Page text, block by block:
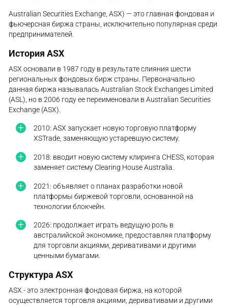
Australian Securities Exchange, ASX) — это главная фондовая и
фьючерсная биржа страны, исключительно популярная среди
предпринимателей.
История ASX
ASX основали в 1987 году в результате слияния шести
региональных фондовых бирж страны. Первоначально
данная биржа называлась Australian Stock Exchanges Limited
(ASL), но в 2006 году ее переименовали в Australian Securities
Exchange (ASX).
2010: ASX запускает новую торговую платформу
XSTrade, заменяющую устаревшую систему.
2018: вводит новую систему клиринга CHESS, которая
заменяет систему Clearing House Australia.
2021: объявляет о планах разработки новой
платформы биржевой торговли, основанной на
технологии блокчейн.
2026: продолжает играть ведущую роль в
австралийской экономике, предоставляя платформу
для торговли акциями, деривативами и другими
ценными бумагами.
Структура ASX
ASX - это электронная фондовая биржа, на которой
осуществляется торговля акциями, деривативами и другими